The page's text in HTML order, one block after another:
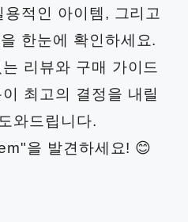
적인 아이템, 그리고
한눈에 확인하세요.
리뷰와 구매 가이드
최고의 결정을 내릴
와드립니다.
을 발견하세요! 😊